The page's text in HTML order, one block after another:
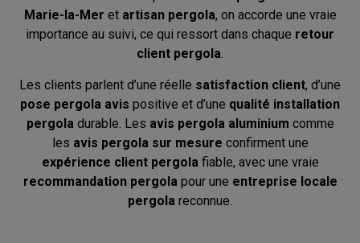
Marie-la-Mer et artisan pergola, on accorde une vraie
importance au suivi, ce qui ressort dans chaque retour
client pergola.
Les clients parlent d’une réelle satisfaction client, d’une
pose pergola avis positive et d’une qualité installation
pergola durable. Les avis pergola aluminium comme
les avis pergola sur mesure confirment une
expérience client pergola fiable, avec une vraie
recommandation pergola pour une entreprise locale
pergola reconnue.